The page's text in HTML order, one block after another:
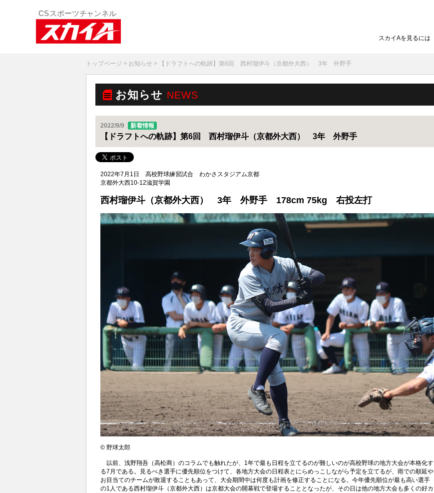
スカイAを見るには
トップページ > お知らせ > 【ドラフトへの軌跡】第6回 西村瑠伊斗（京都外大西） 3年 外野手
お知らせ NEWS
2022/9/9 新着情報
【ドラフトへの軌跡】第6回 西村瑠伊斗（京都外大西） 3年 外野手
2022年7月1日 高校野球練習試合 わかさスタジアム京都
京都外大西10-12滋賀学園
西村瑠伊斗（京都外大西） 3年 外野手 178cm 75kg 右投左打
© 野球太郎
以前、浅野翔吾（高松商）のコラムでも触れたが、1年で最も日程を立てるのが難しいのが高校野球の地方大会が本格化す
る7月である。見るべき選手に優先順位をつけて、各地方大会の日程表とにらめっこしながら予定を立てるが、雨での順延や
お目当てのチームが敗退することもあって、大会期間中は何度も計画を修正することになる。今年優先順位が最も高い選手
の1人である西村瑠伊斗（京都外大西）は京都大会の開幕戦で登場することとなったが、その日は他の地方大会も多くの好カ